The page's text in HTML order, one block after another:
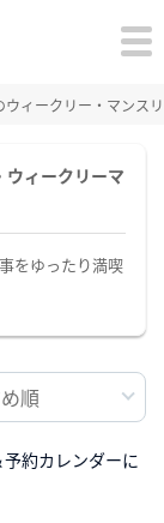
ウィークリー・マンス
ィークリーマ
をゆったり満喫
約カレンダーに